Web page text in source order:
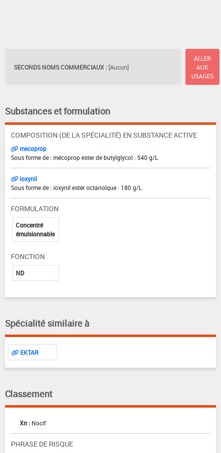
SECONDS NOMS COMMERCIAUX : [Aucun]
ALLER
AUX
USAGES
Substances et formulation
COMPOSITION (DE LA SPÉCIALITÉ) EN SUBSTANCE ACTIVE
mecoprop
Sous forme de : mécoprop ester de butylglycol : 540 g/L
ioxynil
Sous forme de : ioxynil ester octanoïque : 180 g/L
FORMULATION
Concentré
émulsionnable
FONCTION
ND
Spécialité similaire à
EKTAR
Classement
Xn : Nocif
PHRASE DE RISQUE